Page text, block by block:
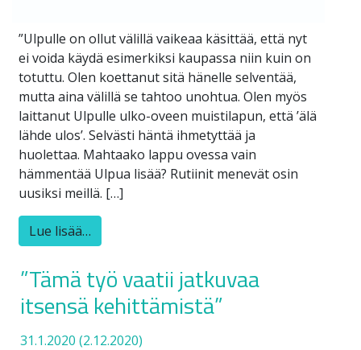
”Ulpulle on ollut välillä vaikeaa käsittää, että nyt
ei voida käydä esimerkiksi kaupassa niin kuin on
totuttu. Olen koettanut sitä hänelle selventää,
mutta aina välillä se tahtoo unohtua. Olen myös
laittanut Ulpulle ulko-oveen muistilapun, että ’älä
lähde ulos’. Selvästi häntä ihmetyttää ja
huolettaa. Mahtaako lappu ovessa vain
hämmentää Ulpua lisää? Rutiinit menevät osin
uusiksi meillä. […]
Lue lisää…
”Tämä työ vaatii jatkuvaa
itsensä kehittämistä”
31.1.2020 (2.12.2020)